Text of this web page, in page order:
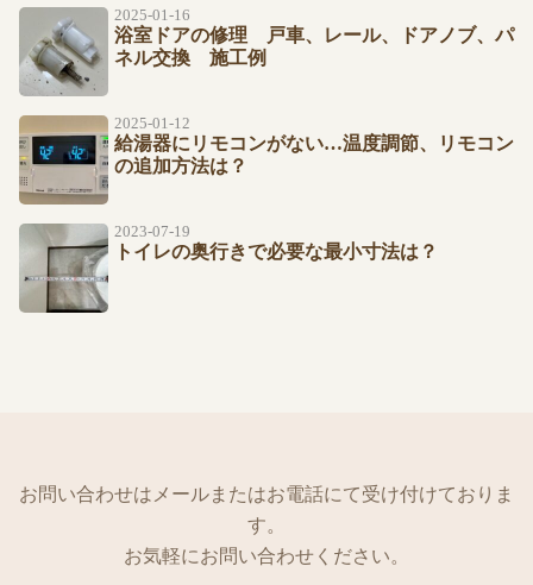
2025-01-16
浴室ドアの修理 戸車、レール、ドアノブ、パ
ネル交換 施工例
2025-01-12
給湯器にリモコンがない…温度調節、リモコン
の追加方法は？
2023-07-19
トイレの奥行きで必要な最小寸法は？
お問い合わせはメールまたはお電話にて受け付けておりま
す。
お気軽にお問い合わせください。